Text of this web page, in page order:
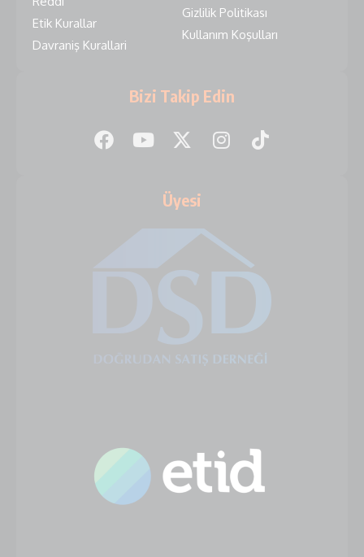
Etik Kurallar
Davraniş Kurallari
Gizlilik Politikası
Kullanım Koşulları
Bizi Takip Edin
Üyesi